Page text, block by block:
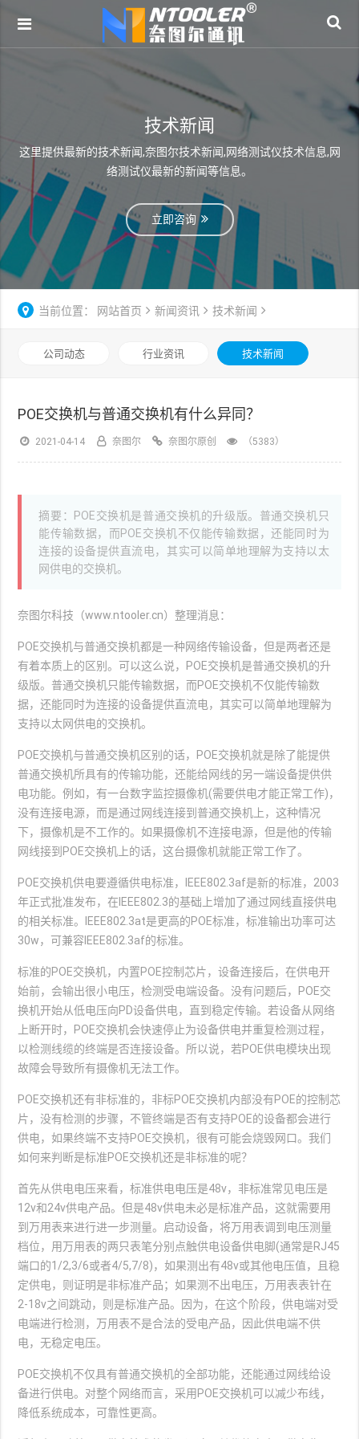
技术新闻
这里提供最新的技术新闻,奈图尔技术新闻,网络测试仪技术信息,网
络测试仪最新的新闻等信息。
立即咨询
当前位置： 网站首页 新闻资讯 技术新闻
公司动态 行业资讯 技术新闻
POE交换机与普通交换机有什么异同？
2021-04-14 奈图尔 奈图尔原创 （5383）
摘要：POE交换机是普通交换机的升级版。普通交换机只
能传输数据，而POE交换机不仅能传输数据，还能同时为
连接的设备提供直流电，其实可以简单地理解为支持以太
网供电的交换机。
奈图尔科技（www.ntooler.cn）整理消息：
POE交换机与普通交换机都是一种网络传输设备，但是两者还是
有着本质上的区别。可以这么说，POE交换机是普通交换机的升
级版。普通交换机只能传输数据，而POE交换机不仅能传输数
据，还能同时为连接的设备提供直流电，其实可以简单地理解为
支持以太网供电的交换机。
POE交换机与普通交换机区别的话，POE交换机就是除了能提供
普通交换机所具有的传输功能，还能给网线的另一端设备提供供
电功能。例如，有一台数字监控摄像机(需要供电才能正常工作)，
没有连接电源，而是通过网线连接到普通交换机上，这种情况
下，摄像机是不工作的。如果摄像机不连接电源，但是他的传输
网线接到POE交换机上的话，这台摄像机就能正常工作了。
POE交换机供电要遵循供电标准，IEEE802.3af是新的标准，2003
年正式批准发布，在IEEE802.3的基础上增加了通过网线直接供电
的相关标准。IEEE802.3at是更高的POE标准，标准输出功率可达
30w，可兼容IEEE802.3af的标准。
标准的POE交换机，内置POE控制芯片，设备连接后，在供电开
始前，会输出很小电压，检测受电端设备。没有问题后，POE交
换机开始从低电压向PD设备供电，直到稳定传输。若设备从网络
上断开时，POE交换机会快速停止为设备供电并重复检测过程，
以检测线缆的终端是否连接设备。所以说，若POE供电模块出现
故障会导致所有摄像机无法工作。
POE交换机还有非标准的，非标POE交换机内部没有POE的控制芯
片，没有检测的步骤，不管终端是否有支持POE的设备都会进行
供电，如果终端不支持POE交换机，很有可能会烧毁网口。我们
如何来判断是标准POE交换机还是非标准的呢？
首先从供电电压来看，标准供电电压是48v，非标准常见电压是
12v和24v供电产品。但是48v供电未必是标准产品，这就需要用
到万用表来进行进一步测量。启动设备，将万用表调到电压测量
档位，用万用表的两只表笔分别点触供电设备供电脚(通常是RJ45
端口的1/2,3/6或者4/5,7/8)，如果测出有48v或其他电压值，且稳
定供电，则证明是非标准产品；如果测不出电压，万用表表针在
2-18v之间跳动，则是标准产品。因为，在这个阶段，供电端对受
电端进行检测，万用表不是合法的受电产品，因此供电端不供
电，无稳定电压。
POE交换机不仅具有普通交换机的全部功能，还能通过网线给设
备进行供电。对整个网络而言，采用POE交换机可以减少布线，
降低系统成本，可靠性更高。